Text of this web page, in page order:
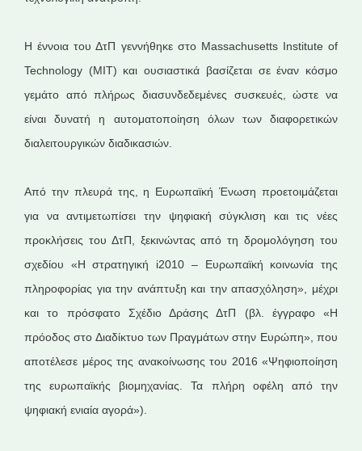
Η έννοια του ΔτΠ γεννήθηκε στο Massachusetts Institute of
Technology (MIT) και ουσιαστικά βασίζεται σε έναν κόσμο
γεμάτο από πλήρως διασυνδεδεμένες συσκευές, ώστε να
είναι δυνατή η αυτοματοποίηση όλων των διαφορετικών
διαλειτουργικών διαδικασιών.
Από την πλευρά της, η Ευρωπαϊκή Ένωση προετοιμάζεται
για να αντιμετωπίσει την ψηφιακή σύγκλιση και τις νέες
προκλήσεις του ΔτΠ, ξεκινώντας από τη δρομολόγηση του
σχεδίου «Η στρατηγική i2010 – Ευρωπαϊκή κοινωνία της
πληροφορίας για την ανάπτυξη και την απασχόληση», μέχρι
και το πρόσφατο Σχέδιο Δράσης ΔτΠ (βλ. έγγραφο «Η
πρόοδος στο Διαδίκτυο των Πραγμάτων στην Ευρώπη», που
αποτέλεσε μέρος της ανακοίνωσης του 2016 «Ψηφιοποίηση
της ευρωπαϊκής βιομηχανίας. Τα πλήρη οφέλη από την
ψηφιακή ενιαία αγορά»).